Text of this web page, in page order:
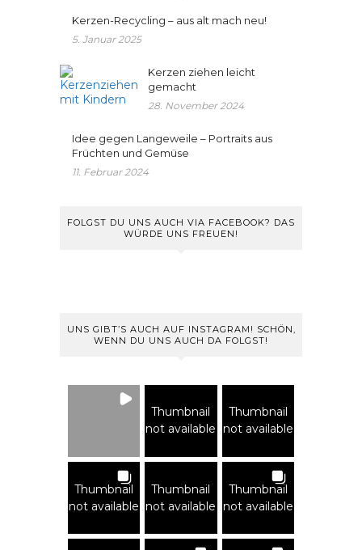
Kerzen-Recycling – aus alt mach neu!
5. Januar 2025
Kerzen ziehen leicht
gemacht
28. November 2024
Idee gegen Langeweile – Portraits aus
Früchten und Gemüse
11. Februar 2024
FOLGST DU UNS AUCH VIA FACEBOOK? DAS
WÜRDE UNS FREUEN!
UNS GIBT’S AUCH AUF INSTAGRAM! SCHÖN,
WENN DU UNS AUCH DA FOLGST!
Thumbnail
not available
Thumbnail
not available
Thumbnail
not available
Thumbnail
not available
Thumbnail
not available